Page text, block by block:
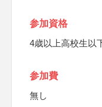
参加資格
4歳以上高校生以
参加費
無し